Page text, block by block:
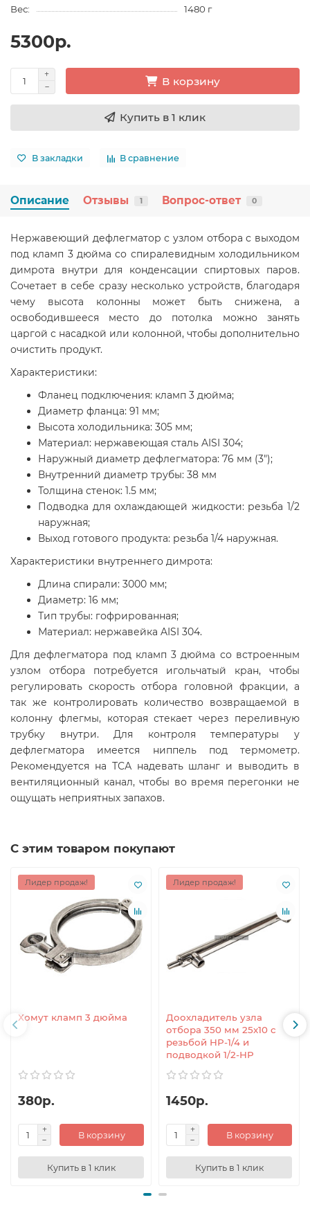
Вес:
1480 г
5300р.
В корзину
Купить в 1 клик
В закладки В сравнение
Описание Отзывы 1 Вопрос-ответ 0
Нержавеющий дефлегматор с узлом отбора с выходом
под кламп 3 дюйма со спиралевидным холодильником
димрота внутри для конденсации спиртовых паров.
Сочетает в себе сразу несколько устройств, благодаря
чему высота колонны может быть снижена, а
освободившееся место до потолка можно занять
царгой с насадкой или колонной, чтобы дополнительно
очистить продукт.
Характеристики:
Фланец подключения: кламп 3 дюйма;
Диаметр фланца: 91 мм;
Высота холодильника: 305 мм;
Материал: нержавеющая сталь AISI 304;
Наружный диаметр дефлегматора: 76 мм (3");
Внутренний диаметр трубы: 38 мм
Толщина стенок: 1.5 мм;
Подводка для охлаждающей жидкости: резьба 1/2
наружная;
Выход готового продукта: резьба 1/4 наружная.
Характеристики внутреннего димрота:
Длина спирали: 3000 мм;
Диаметр: 16 мм;
Тип трубы: гофрированная;
Материал: нержавейка AISI 304.
Для дефлегматора под кламп 3 дюйма со встроенным
узлом отбора потребуется игольчатый кран, чтобы
регулировать скорость отбора головной фракции, а
так же контролировать количество возвращаемой в
колонну флегмы, которая стекает через переливную
трубку внутри. Для контроля температуры у
дефлегматора имеется ниппель под термометр.
Рекомендуется на ТСА надевать шланг и выводить в
вентиляционный канал, чтобы во время перегонки не
ощущать неприятных запахов.
С этим товаром покупают
Лидер продаж!
Хомут кламп 3 дюйма
380р.
В корзину
Купить в 1 клик
Лидер продаж!
Доохладитель узла
отбора 350 мм 25x10 с
резьбой НР-1/4 и
подводкой 1/2-НР
1450р.
В корзину
Купить в 1 клик